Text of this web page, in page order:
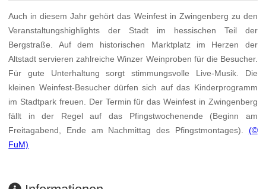
Auch in diesem Jahr gehört das Weinfest in Zwingenberg zu den
Veranstaltungshighlights der Stadt im hessischen Teil der
Bergstraße. Auf dem historischen Marktplatz im Herzen der
Altstadt servieren zahlreiche Winzer Weinproben für die Besucher.
Für gute Unterhaltung sorgt stimmungsvolle Live-Musik. Die
kleinen Weinfest-Besucher dürfen sich auf das Kinderprogramm
im Stadtpark freuen. Der Termin für das Weinfest in Zwingenberg
fällt in der Regel auf das Pfingstwochenende (Beginn am
Freitagabend, Ende am Nachmittag des Pfingstmontages). (©
FuM)